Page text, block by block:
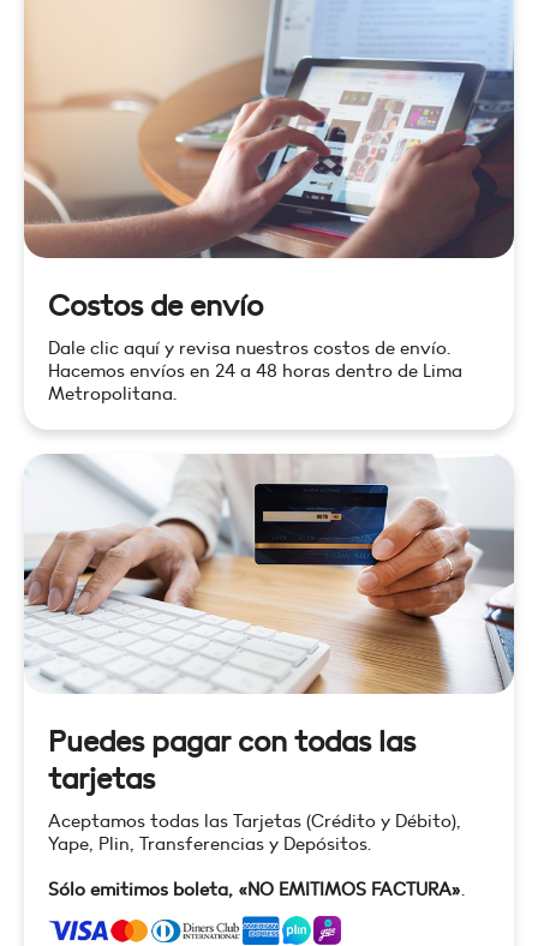
Costos de envío
Dale clic aquí y revisa nuestros costos de envío.
Hacemos envíos en 24 a 48 horas dentro de Lima
Metropolitana.
Puedes pagar con todas las
tarjetas
Aceptamos todas las Tarjetas (Crédito y Débito),
Yape, Plin, Transferencias y Depósitos.
Sólo emitimos boleta, «NO EMITIMOS FACTURA».